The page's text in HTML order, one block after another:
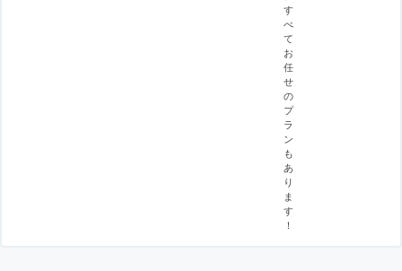
す
べ
て
お
任
せ
の
プ
ラ
ン
も
あ
り
ま
す
！